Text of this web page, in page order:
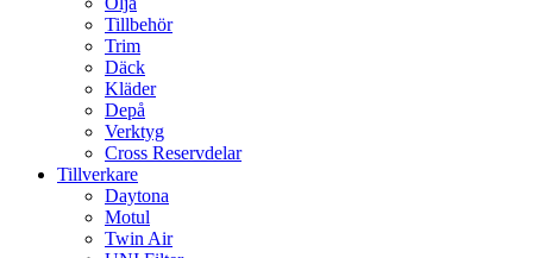
Tillbehör
Trim
Däck
Kläder
Depå
Verktyg
Cross Reservdelar
Tillverkare
Daytona
Motul
Twin Air